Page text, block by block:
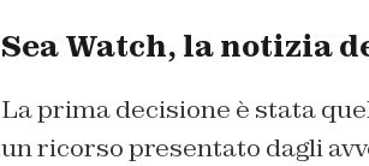
Sea Watch, la notizia
La prima decisione è stata
un ricorso presentato dagli